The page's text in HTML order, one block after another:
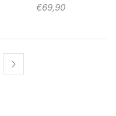
€69,90